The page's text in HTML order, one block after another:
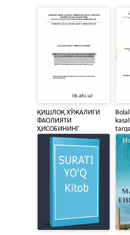
ҚИШЛОҚ ХЎЖАЛИГИ
ФАОЛИЯТИ
ҲИСОБИНИНГ
МЕТОДОЛОГИЯСИНИ
ТАКОМИЛЛАШТИРИШ